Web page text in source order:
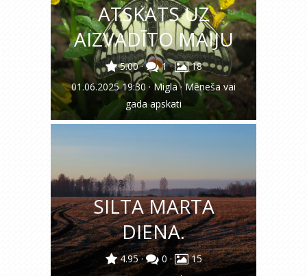
ATSKATS UZ
AIZVADĪTO MAIJU
5.00· 1·
18
01.06.2025 19:30 ·Migla·Mēneša vai
gada apskati
SILTA MARTA
DIENA.
4.95· 0 ·
15